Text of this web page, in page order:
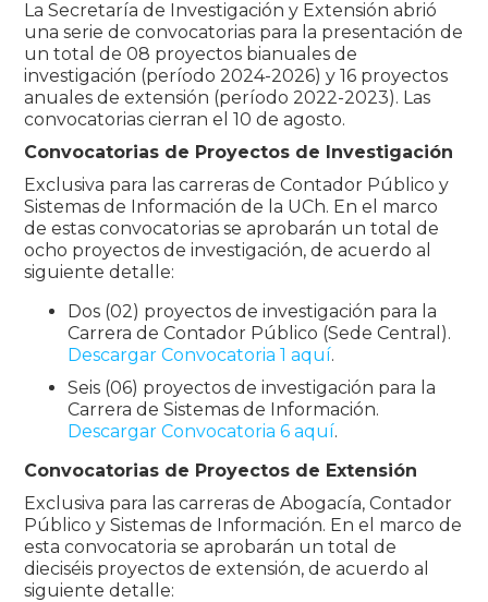
La Secretaría de Investigación y Extensión abrió
una serie de convocatorias para la presentación de
un total de 08 proyectos bianuales de
investigación (período 2024-2026) y 16 proyectos
anuales de extensión (período 2022-2023). Las
convocatorias cierran el 10 de agosto.
Convocatorias de Proyectos de Investigación
Exclusiva para las carreras de Contador Público y
Sistemas de Información de la UCh. En el marco
de estas convocatorias se aprobarán un total de
ocho proyectos de investigación, de acuerdo al
siguiente detalle:
Dos (02) proyectos de investigación para la
Carrera de Contador Público (Sede Central).
Descargar Convocatoria 1 aquí.
Seis (06) proyectos de investigación para la
Carrera de Sistemas de Información.
Descargar Convocatoria 6 aquí.
Convocatorias de Proyectos de Extensión
Exclusiva para las carreras de Abogacía, Contador
Público y Sistemas de Información. En el marco de
esta convocatoria se aprobarán un total de
dieciséis proyectos de extensión, de acuerdo al
siguiente detalle: